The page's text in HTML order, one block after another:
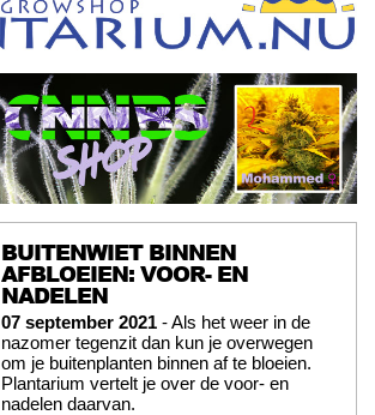
BUITENWIET BINNEN
AFBLOEIEN: VOOR- EN
NADELEN
07 september 2021 - Als het weer in de
nazomer tegenzit dan kun je overwegen
om je buitenplanten binnen af te bloeien.
Plantarium vertelt je over de voor- en
nadelen daarvan.